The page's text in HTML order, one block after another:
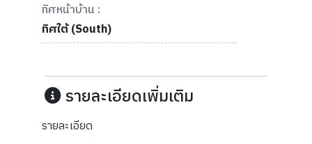
ทิศหน้าบ้าน :
ทิศใต้ (South)
รายละเอียดเพิ่มเติม
รายละเอียด